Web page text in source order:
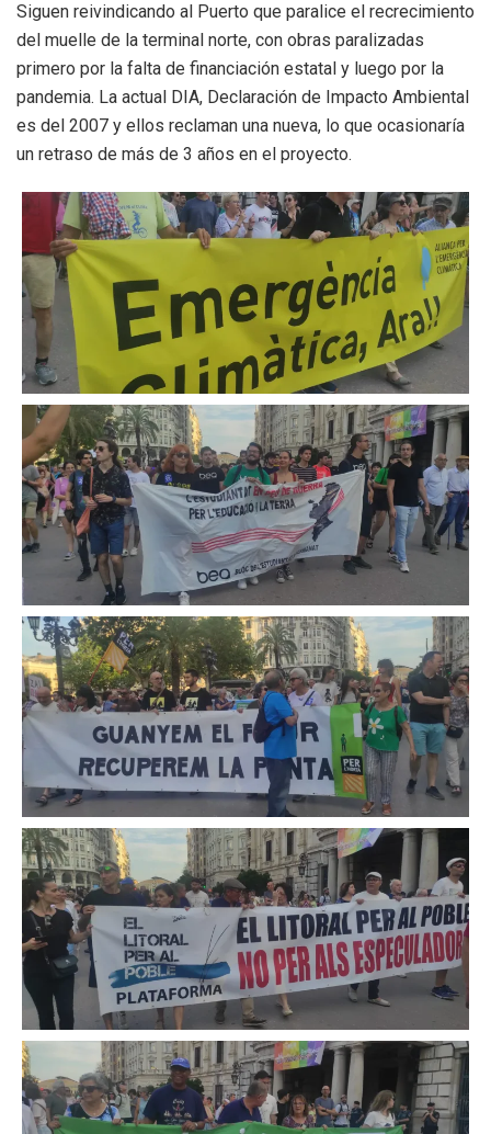
Siguen reivindicando al Puerto que paralice el recrecimiento
del muelle de la terminal norte, con obras paralizadas
primero por la falta de financiación estatal y luego por la
pandemia. La actual DIA, Declaración de Impacto Ambiental
es del 2007 y ellos reclaman una nueva, lo que ocasionaría
un retraso de más de 3 años en el proyecto.